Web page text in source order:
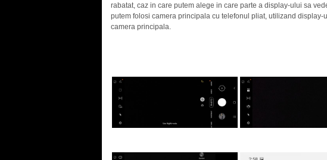
rabatat, caz in care putem alege in care parte a display-ului sa
putem folosi camera principala cu telefonul pliat, utilizand
camera principala.